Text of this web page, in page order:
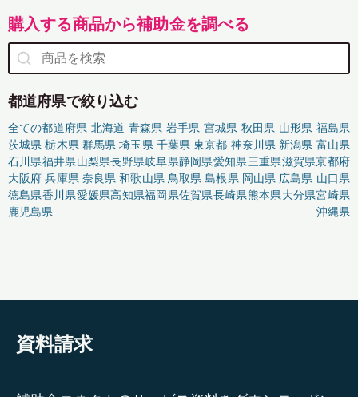
購入する商品から補助金を調べる
都道府県で絞り込む
全ての都道府県 北海道 青森県 岩手県 宮城県 秋田県 山形県 福島県
茨城県 栃木県 群馬県 埼玉県 千葉県 東京都 神奈川県 新潟県 富山県
石川県福井県山梨県長野県岐阜県静岡県愛知県三重県滋賀県京都府
大阪府 兵庫県 奈良県 和歌山県 鳥取県 島根県 岡山県 広島県 山口県
徳島県香川県愛媛県高知県福岡県佐賀県長崎県熊本県大分県宮崎県
鹿児島県
沖縄県
資料請求